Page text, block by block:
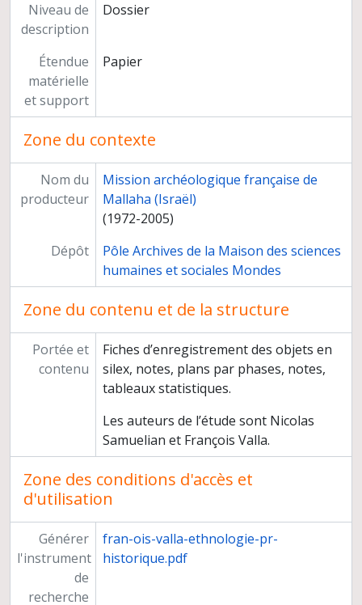
Niveau de
description
Dossier
Étendue
matérielle
et support
Papier
Zone du contexte
Nom du
producteur
Mission archéologique française de
Mallaha (Israël)
(1972-2005)
Dépôt
Pôle Archives de la Maison des sciences
humaines et sociales Mondes
Zone du contenu et de la structure
Portée et
contenu
Fiches d’enregistrement des objets en
silex, notes, plans par phases, notes,
tableaux statistiques.
Les auteurs de l’étude sont Nicolas
Samuelian et François Valla.
Zone des conditions d'accès et
d'utilisation
Générer
l'instrument
de
recherche
fran-ois-valla-ethnologie-pr-
historique.pdf